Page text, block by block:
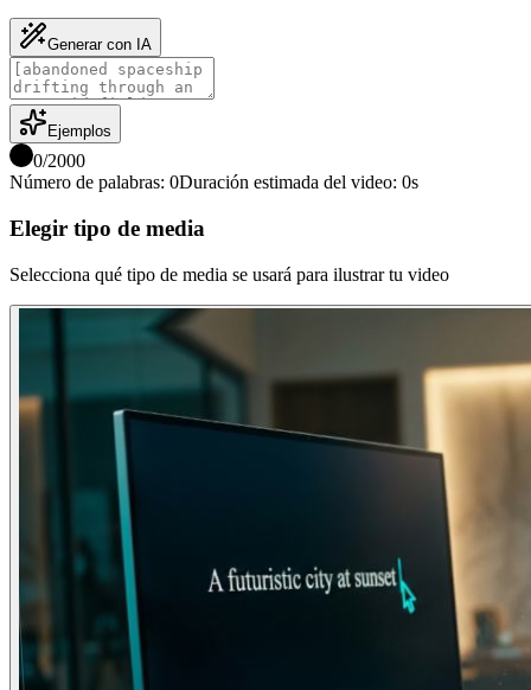
Generar con IA
Ejemplos
0/2000
Número de palabras: 0Duración estimada del video: 0s
Elegir tipo de media
Selecciona qué tipo de media se usará para ilustrar tu video